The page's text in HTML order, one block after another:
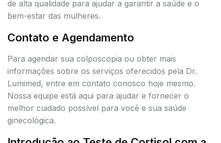
de alta qualidade para ajudar a garantir a saúde e o
bem-estar das mulheres.
Contato e Agendamento
Para agendar sua colposcopia ou obter mais
informações sobre os serviços oferecidos pela Dr.
Lumimed, entre em contato conosco hoje mesmo.
Nossa equipe está aqui para ajudar e fornecer o
melhor cuidado possível para você e sua saúde
ginecológica.